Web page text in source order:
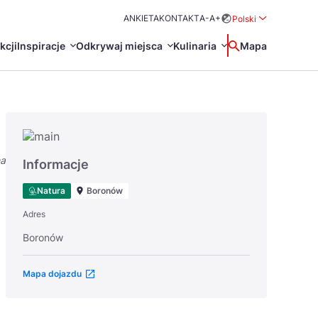
ANKIETAKONTAKTA-A+
Polski
Inspiracje
Certyfikaty POT
Odkrywaj miejsca
Turystyczne
Kulinaria
Restauracje Michelin
Wyszukaj
Mapa
Svenska
Informacje
Natura Boronów
Adres
Boronów
Mapa dojazdu